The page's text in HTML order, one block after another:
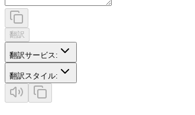
翻訳
翻訳サービス :
翻訳スタイル: